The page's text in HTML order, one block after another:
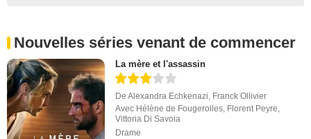
Nouvelles séries venant de commencer
La mère et l'assassin
DeAlexandra Echkenazi Franck Ollivier
Avec Hélène de Fougerolles Florent Peyre
Vittoria Di Savoia
Drame